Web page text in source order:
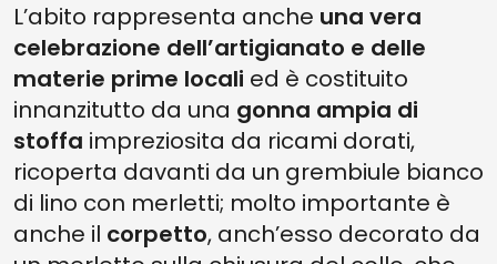
L’abito rappresenta anche una vera
celebrazione dell’artigianato e delle
materie prime locali ed è costituito
innanzitutto da una gonna ampia di
stoffa impreziosita da ricami dorati,
ricoperta davanti da un grembiule bianco
di lino con merletti; molto importante è
anche il corpetto, anch’esso decorato da